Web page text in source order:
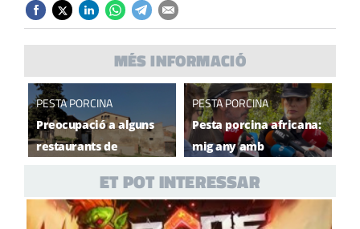
MÉS INFORMACIÓ
PESTA PORCINA
Preocupació a alguns
restaurants de
caiguda de fins al 50%
d’activitat
PESTA PORCINA
Pesta porcina africana:
mig any amb
Collserola
ET POT INTERESSAR